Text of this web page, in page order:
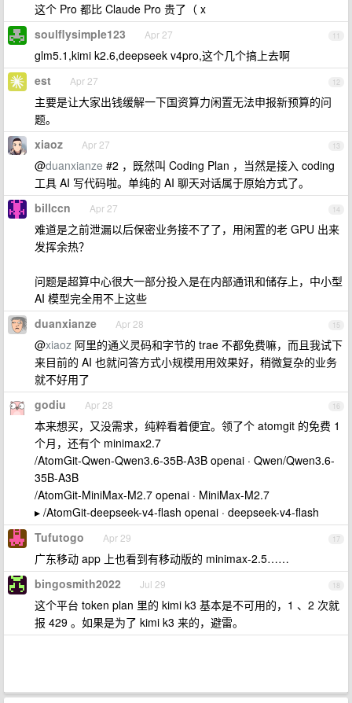
这个 Pro 都比 Claude Pro 贵了（ x
11
soulflysimple123 Apr 27
glm5.1,kimi k2.6,deepseek v4pro,这个几个搞上去啊
12
est Apr 27
主要是让大家出钱缓解一下国资算力闲置无法申报新预算的问
题。
13
xiaoz Apr 27
@duanxianze #2 ，既然叫 Coding Plan ，当然是接入 coding
工具 AI 写代码啦。单纯的 AI 聊天对话属于原始方式了。
14
billccn Apr 27
难道是之前泄漏以后保密业务接不了了，用闲置的老 GPU 出来
发挥余热？
问题是超算中心很大一部分投入是在内部通讯和储存上，中小型
AI 模型完全用不上这些
15
duanxianze Apr 28
@xiaoz 阿里的通义灵码和字节的 trae 不都免费嘛，而且我试下
来目前的 AI 也就问答方式小规模用用效果好，稍微复杂的业务
就不好用了
16
godiu Apr 28
本来想买，又没需求，纯粹看着便宜。领了个 atomgit 的免费 1
个月，还有个 minimax2.7
/AtomGit-Qwen-Qwen3.6-35B-A3B openai · Qwen/Qwen3.6-
35B-A3B
/AtomGit-MiniMax-M2.7 openai · MiniMax-M2.7
▸ /AtomGit-deepseek-v4-flash openai · deepseek-v4-flash
17
Tufutogo Apr 29
广东移动 app 上也看到有移动版的 minimax-2.5……
18
bingosmith2022 Jul 29
这个平台 token plan 里的 kimi k3 基本是不可用的，1 、2 次就
报 429 。如果是为了 kimi k3 来的，避雷。